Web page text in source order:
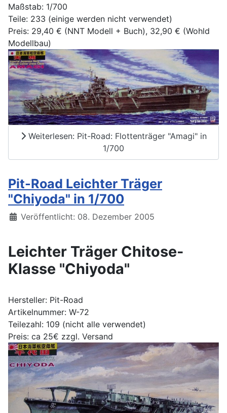
Maßstab: 1/700
Teile: 233 (einige werden nicht verwendet)
Preis: 29,40 € (NNT Modell + Buch), 32,90 € (Wohld
Modellbau)
Weiterlesen: Pit-Road: Flottenträger "Amagi" in
1/700
Pit-Road Leichter Träger
"Chiyoda" in 1/700
Details
Veröffentlicht: 08. Dezember 2005
Leichter Träger Chitose-
Klasse "Chiyoda"
Hersteller: Pit-Road
Artikelnummer: W-72
Teilezahl: 109 (nicht alle verwendet)
Preis: ca 25€ zzgl. Versand